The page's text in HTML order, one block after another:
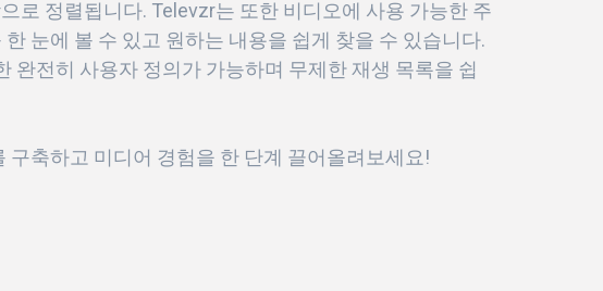
로 정렬됩니다. Televzr는 또한 비디오에 사용 가능한 주
눈에 볼 수 있고 원하는 내용을 쉽게 찾을 수 있습니다.
완전히 사용자 정의가 가능하며 무제한 재생 목록을 쉽
축하고 미디어 경험을 한 단계 끌어올려보세요!